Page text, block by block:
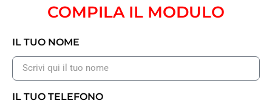
COMPILA IL MODULO
IL TUO NOME
IL TUO TELEFONO